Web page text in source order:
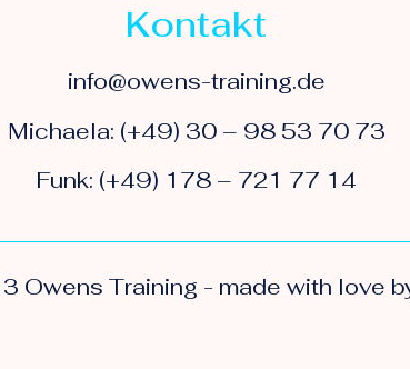
Kontakt
info@owens-training.de
Michaela: (+49) 30 – 98 53 70 73
Funk: (+49) 178 – 721 77 14
Owens Training - made with love